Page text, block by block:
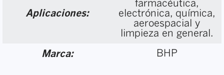
Aplicaciones:
farmacéutica,
electrónica, química,
aeroespacial y
limpieza en general.
Marca: BHP